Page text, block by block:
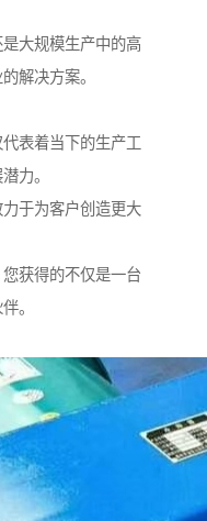
大规模生产中的高
解决方案。
表着当下的生产工
力。
于为客户创造更大
获得的不仅是一台
。